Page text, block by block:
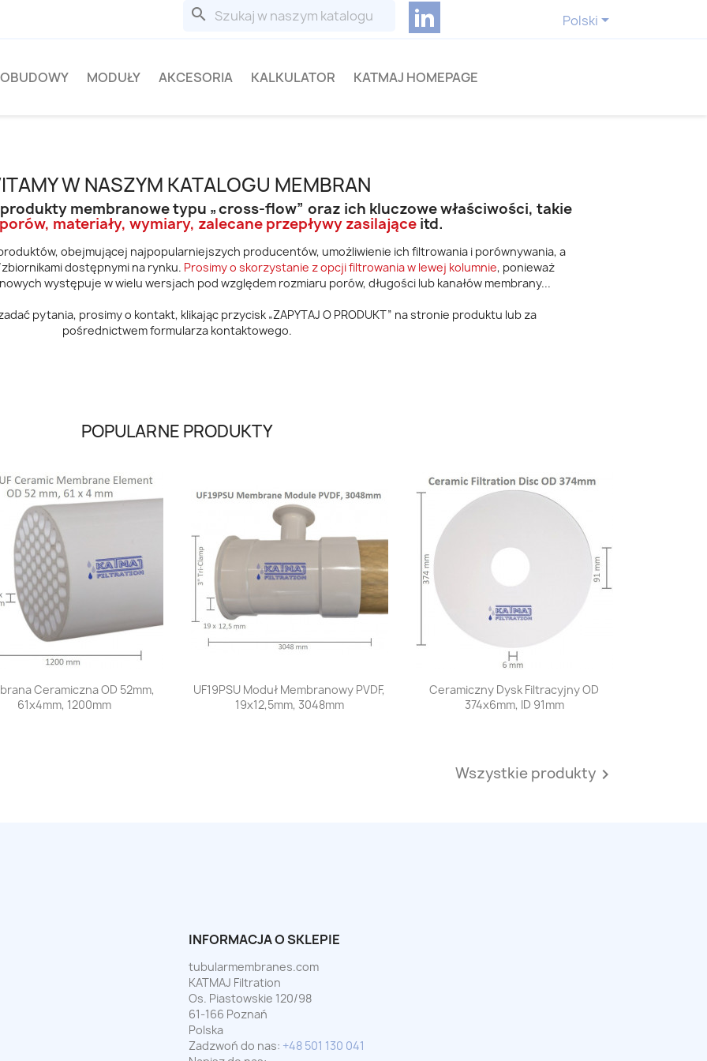
search Polski
OBUDOWY MODUŁY AKCESORIA KALKULATOR KATMAJ HOMEPAGE
W NASZYM KATALOGU MEMBRAN
membranowe typu „cross-flow” oraz ich kluczowe właściwości, takie
porów, materiały, wymiary, zalecane przepływy zasilające itd.
obejmującej najpopularniejszych producentów, umożliwienie ich filtrowania i porównywania, a
dostępnymi na rynku. Prosimy o skorzystanie z opcji filtrowania w lewej kolumnie, ponieważ
występuje w wielu wersjach pod względem rozmiaru porów, długości lub kanałów membrany...
pytania, prosimy o kontakt, klikając przycisk „ZAPYTAJ O PRODUKT” na stronie produktu lub za
pośrednictwem formularza kontaktowego.
POPULARNE PRODUKTY
Szybki podgląd
Ceramiczna OD 52mm,
61x4mm, 1200mm
Szybki podgląd
UF19PSU Moduł Membranowy PVDF,
19x12,5mm, 3048mm
Szybki podgląd
Ceramiczny Dysk Filtracyjny OD
374x6mm, ID 91mm
Wszystkie produkty 
INFORMACJA O SKLEPIE
tubularmembranes.com
KATMAJ Filtration
Os. Piastowskie 120/98
61-166 Poznań
Polska
Zadzwoń do nas: +48 501 130 041